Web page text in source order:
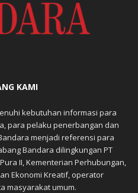
KAMI
kebutuhan informasi para
para pelaku penerbangan dan
menjadi referensi para
Bandara dilingkungan PT
II, Kementerian Perhubungan,
Ekonomi Kreatif, operator
masyarakat umum.